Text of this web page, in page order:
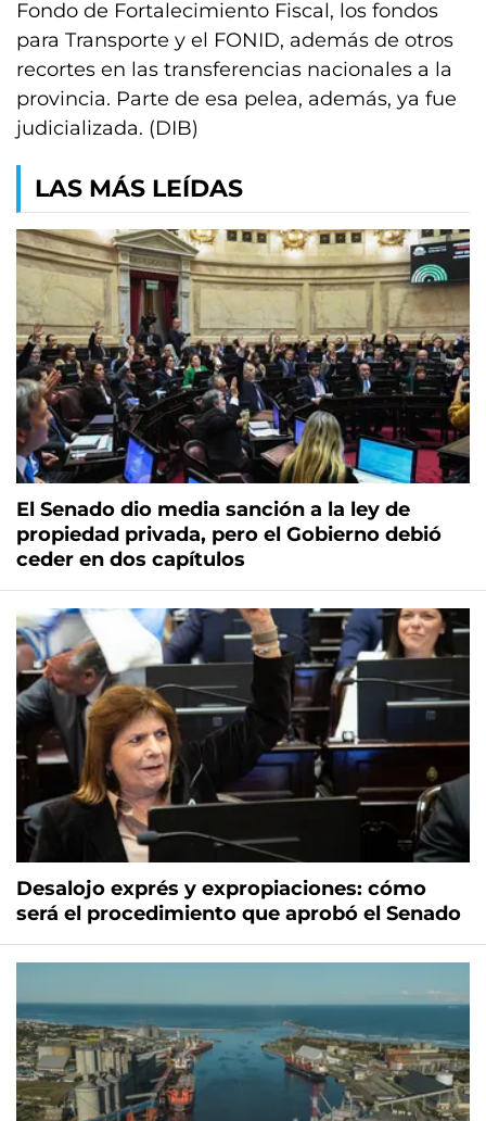
Fondo de Fortalecimiento Fiscal, los fondos
para Transporte y el FONID, además de otros
recortes en las transferencias nacionales a la
provincia. Parte de esa pelea, además, ya fue
judicializada. (DIB)
LAS MÁS LEÍDAS
El Senado dio media sanción a la ley de
propiedad privada, pero el Gobierno debió
ceder en dos capítulos
Desalojo exprés y expropiaciones: cómo
será el procedimiento que aprobó el Senado